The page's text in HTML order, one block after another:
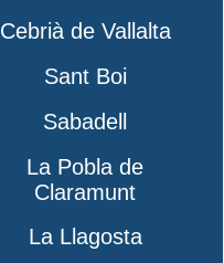
Cebrià de Vallalta
Sant Boi
Sabadell
La Pobla de
Claramunt
La Llagosta